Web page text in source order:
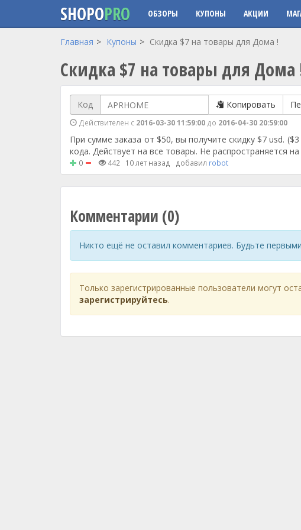
Перейти к основному содержанию
SHOPOPRO ОБЗОРЫ КУПОНЫ АКЦИИ
Главная Купоны Скидка $7 на товары для Дома !
Скидка $7 на товары для Дома
Код Копировать
Действителен с 2016-03-30 11:59:00 до 2016-04-30 20:59:00
При сумме заказа от $50, вы получите скидку $7 usd.
кода. Действует на все товары. Не распространяется
0 442 10 лет назад добавил robot
Комментарии (0)
Никто ещё не оставил комментариев. Будьте
Только зарегистрированные пользователи могут
зарегистрируйтесь.